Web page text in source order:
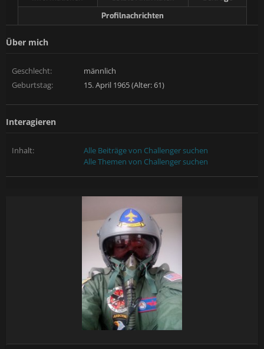
Profilnachrichten
Über mich
Geschlecht:
männlich
Geburtstag:
15. April 1965 (Alter: 61)
Interagieren
Inhalt:
Alle Beiträge von Challenger suchen
Alle Themen von Challenger suchen